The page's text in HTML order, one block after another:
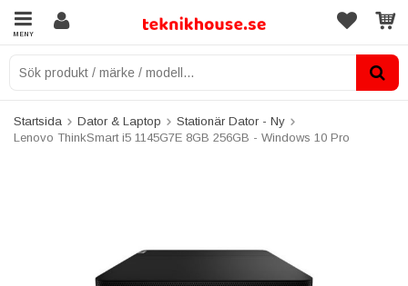
MENY
Startsida Dator & Laptop
Stationär Dator - Ny
Lenovo ThinkSmart i5 1145G7E 8GB 256GB - Windows 10 Pro